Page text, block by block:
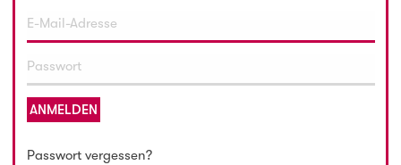
ANMELDEN
Passwort vergessen?